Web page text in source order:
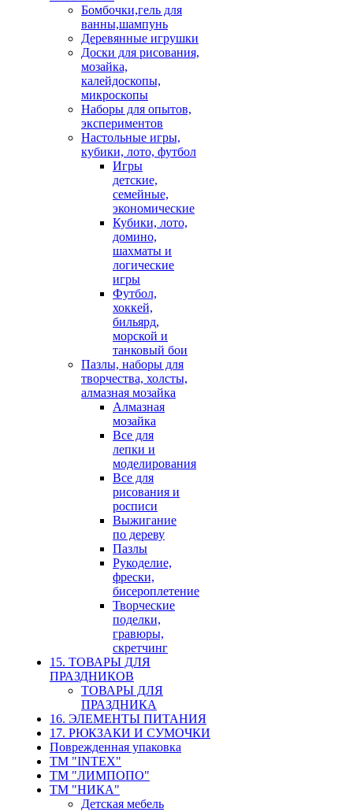
Бомбочки,гель для
ванны,шампунь
Деревянные игрушки
Доски для рисования,
мозайка,
калейдоскопы,
микроскопы
Наборы для опытов,
экспериментов
Настольные игры,
кубики, лото, футбол
Игры
детские,
семейные,
экономические
Кубики, лото,
домино,
шахматы и
логические
игры
Футбол,
хоккей,
бильярд,
морской и
танковый бои
Пазлы, наборы для
творчества, холсты,
алмазная мозайка
Алмазная
мозайка
Все для
лепки и
моделирования
Все для
рисования и
росписи
Выжигание
по дереву
Пазлы
Рукоделие,
фрески,
бисероплетение
Творческие
поделки,
гравюры,
скретчинг
15. ТОВАРЫ ДЛЯ
ПРАЗДНИКОВ
ТОВАРЫ ДЛЯ
ПРАЗДНИКА
16. ЭЛЕМЕНТЫ ПИТАНИЯ
17. РЮКЗАКИ И СУМОЧКИ
Поврежденная упаковка
ТМ "INTEX"
ТМ "ЛИМПОПО"
ТМ "НИКА"
Детская мебель